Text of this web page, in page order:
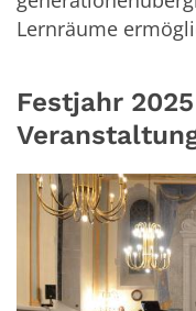
Lernräume
Festjahr